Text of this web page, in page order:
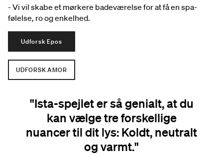
- Vi vil skabe et mørkere badeværelse for at få en spa-
følelse, ro og enkelhed.
Udforsk Epos
UDFORSK AMOR
"Ista-spejlet er så genialt, at du
kan vælge tre forskellige
nuancer til dit lys: Koldt, neutralt
og varmt."